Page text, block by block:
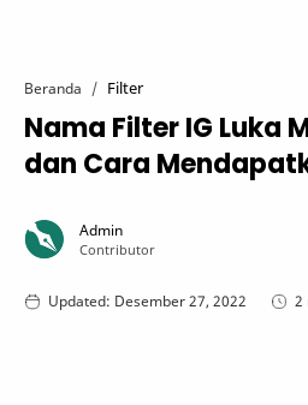
Beranda Filter
Nama Filter IG Luka
dan Cara
2